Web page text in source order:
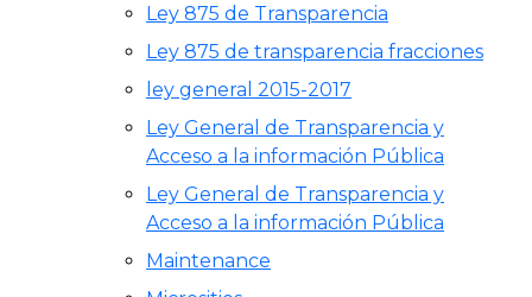
Ley 875 de Transparencia
Ley 875 de transparencia fracciones
ley general 2015-2017
Ley General de Transparencia y
Acceso a la información Pública
Ley General de Transparencia y
Acceso a la información Pública
Maintenance